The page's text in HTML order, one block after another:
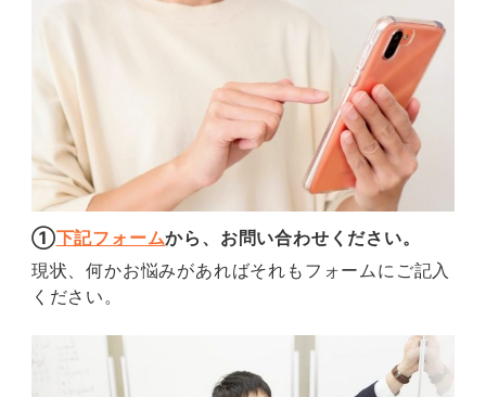
①下記フォームから、お問い合わせください。
現状、何かお悩みがあればそれもフォームにご記入
ください。